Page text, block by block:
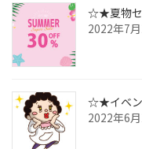
☆★夏物
2022年7
☆★イベ
2022年6